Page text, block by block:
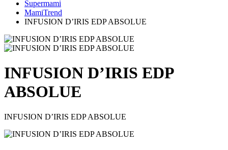
Supermami
MamiTrend
INFUSION D’IRIS EDP ABSOLUE
INFUSION D’IRIS EDP
ABSOLUE
INFUSION D’IRIS EDP ABSOLUE